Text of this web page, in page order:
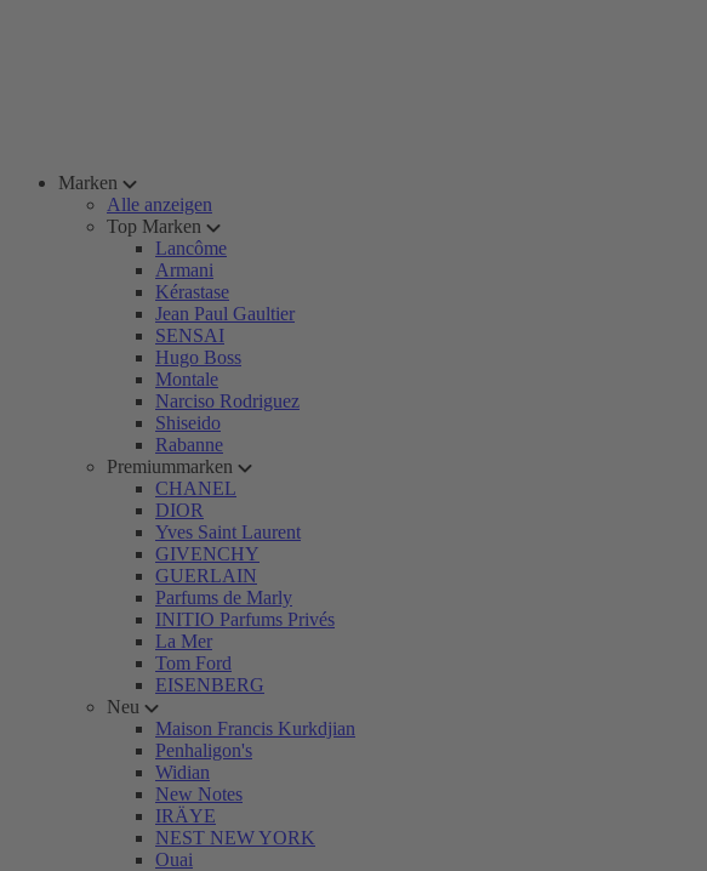
Marken
Alle anzeigen
Top Marken
Lancôme
Armani
Kérastase
Jean Paul Gaultier
SENSAI
Hugo Boss
Montale
Narciso Rodriguez
Shiseido
Rabanne
Premiummarken
CHANEL
DIOR
Yves Saint Laurent
GIVENCHY
GUERLAIN
Parfums de Marly
INITIO Parfums Privés
La Mer
Tom Ford
EISENBERG
Neu
Maison Francis Kurkdjian
Penhaligon's
Widian
New Notes
IRÄYE
NEST NEW YORK
Ouai